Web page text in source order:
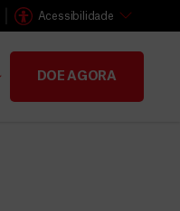
Acessibilidade
DOE AGORA